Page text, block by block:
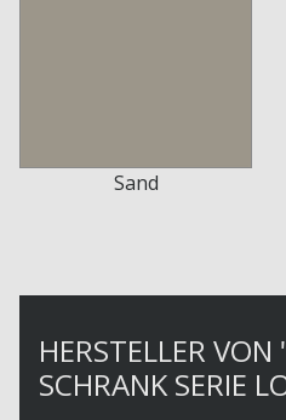
Sand
HERSTELLER
SCHRANK SERIE